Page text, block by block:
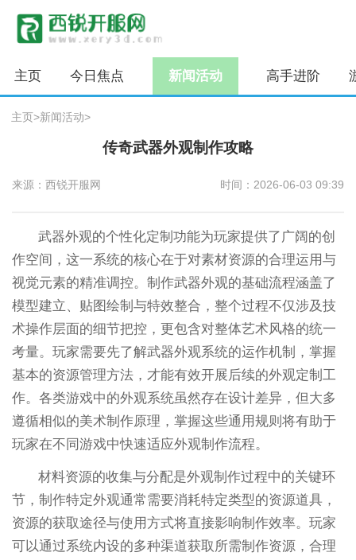
主页 今日焦点 新闻活动 高手进阶
主页>新闻活动>
传奇武器外观制作攻略
来源：西锐开服网 时间：2026-06-03 09:39
武器外观的个性化定制功能为玩家提供了广阔的创
作空间，这一系统的核心在于对素材资源的合理运用与
视觉元素的精准调控。制作武器外观的基础流程涵盖了
模型建立、贴图绘制与特效整合，整个过程不仅涉及技
术操作层面的细节把控，更包含对整体艺术风格的统一
考量。玩家需要先了解武器外观系统的运作机制，掌握
基本的资源管理方法，才能有效开展后续的外观定制工
作。各类游戏中的外观系统虽然存在设计差异，但大多
遵循相似的美术制作原理，掌握这些通用规则将有助于
玩家在不同游戏中快速适应外观制作流程。
材料资源的收集与分配是外观制作过程中的关键环
节，制作特定外观通常需要消耗特定类型的资源道具，
资源的获取途径与使用方式将直接影响制作效率。玩家
可以通过系统内设的多种渠道获取所需制作资源，合理